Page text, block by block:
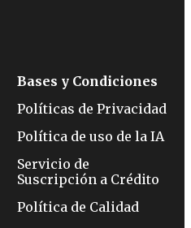
Bases y Condiciones
Políticas de Privacidad
Política de uso de la IA
Servicio de
Suscripción a Crédito
Política de Calidad